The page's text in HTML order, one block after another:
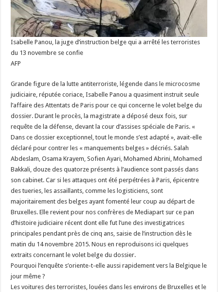
Isabelle Panou, la juge d’instruction belge qui a arrêté les terroristes
du 13 novembre se confie
AFP
Grande figure de la lutte antiterroriste, légende dans le microcosme
judiciaire, réputée coriace, Isabelle Panou a quasiment instruit seule
l’affaire des Attentats de Paris pour ce qui concerne le volet belge du
dossier. Durant le procès, la magistrate a déposé deux fois, sur
requête de la défense, devant la cour d’assises spéciale de Paris. «
Dans ce dossier exceptionnel, tout le monde s’est adapté », avait-elle
déclaré pour contrer les « manquements belges » décriés. Salah
Abdeslam, Osama Krayem, Sofien Ayari, Mohamed Abrini, Mohamed
Bakkali, douze des quatorze présents à l’audience sont passés dans
son cabinet. Car si les attaques ont été perpétrées à Paris, épicentre
des tueries, les assaillants, comme les logisticiens, sont
majoritairement des belges ayant fomenté leur coup au départ de
Bruxelles. Elle revient pour nos confrères de Mediapart sur ce pan
d’histoire judiciaire récent dont elle fut l’une des investigatrices
principales pendant près de cinq ans, saisie de l’instruction dès le
matin du 14 novembre 2015. Nous en reproduisons ici quelques
extraits concernant le volet belge du dossier.
Pourquoi l’enquête s’oriente-t-elle aussi rapidement vers la Belgique le
jour même ?
Les voitures des terroristes, louées dans les environs de Bruxelles et le